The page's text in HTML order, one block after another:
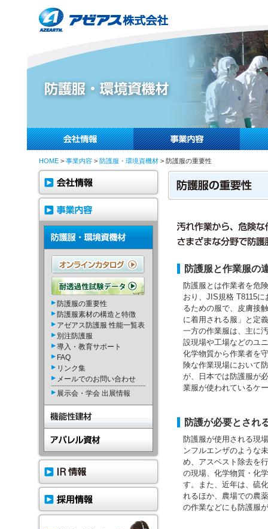
HOME > 事業内容 > 防護服・環境資機材 > 防護服の重要性
防護服の重要性
防護服素材の構造と特徴
アゼアス防護服 性能一覧表
別注防護服
導入・教育サポート
FAQ
リンク集
メールでのお問い合わせ
展示会・学会 出展情報
防護服と作業服の
防護服とは作業者を危
おり、JIS規格 T8115
るための服で、皮膚接
に着用される服」と定
一方の作業服は、主に
設現場や工場などのユ
化学物質から作業者を
険な作業現場において
が、日本では防護服が
業服が使われているケ
防護が必要とされ
防護服が使用される現
ンフルエンザのような
め、アスベスト除去を
の現場、化学物質・化
す。また、近年は、硫
れるほか、農場での農
の作業などにも防護服